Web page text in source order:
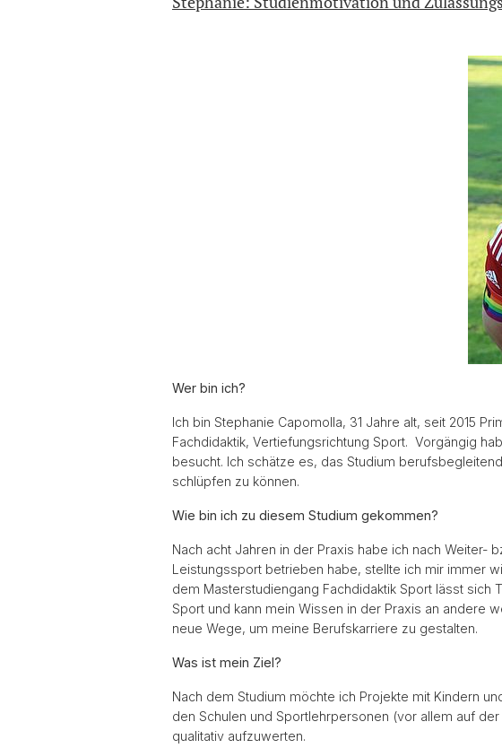
Wer bin ich?
Ich bin Stephanie Capomolla, 31 Jahre alt, seit 2015
Fachdidaktik, Vertiefungsrichtung Sport. Vorgängig
besucht. Ich schätze es, das Studium
schlüpfen zu können.
Wie bin ich zu diesem Studium gekommen?
Nach acht Jahren in der Praxis habe ich nach Weiter-
Leistungssport betrieben habe, stellte ich mir immer
dem Masterstudiengang Fachdidaktik Sport lässt sich
Sport und kann mein Wissen in der Praxis an andere
neue Wege, um meine Berufskarriere zu gestalten.
Was ist mein Ziel?
Nach dem Studium möchte ich Projekte mit Kindern
den Schulen und Sportlehrpersonen (vor allem auf
qualitativ aufzuwerten.